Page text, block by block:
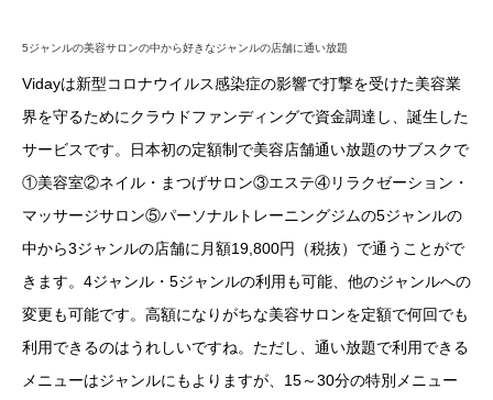
5ジャンルの美容サロンの中から好きなジャンルの店舗に通い放題
Vidayは新型コロナウイルス感染症の影響で打撃を受けた美容業
界を守るためにクラウドファンディングで資金調達し、誕生した
サービスです。日本初の定額制で美容店舗通い放題のサブスクで
①美容室②ネイル・まつげサロン③エステ④リラクゼーション・
マッサージサロン⑤パーソナルトレーニングジムの5ジャンルの
中から3ジャンルの店舗に月額19,800円（税抜）で通うことがで
きます。4ジャンル・5ジャンルの利用も可能、他のジャンルへの
変更も可能です。高額になりがちな美容サロンを定額で何回でも
利用できるのはうれしいですね。ただし、通い放題で利用できる
メニューはジャンルにもよりますが、15～30分の特別メニュー